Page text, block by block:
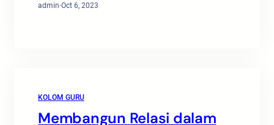
admin·Oct 6, 2023
KOLOM GURU
Membangun Relasi dalam